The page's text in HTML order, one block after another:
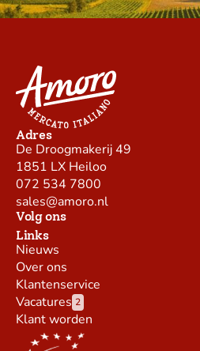
Adres
De Droogmakerij 49
1851 LX Heiloo
072 534 7800
sales@amoro.nl
Volg ons
Links
Nieuws
Over ons
Klantenservice
Vacatures 2
Klant worden